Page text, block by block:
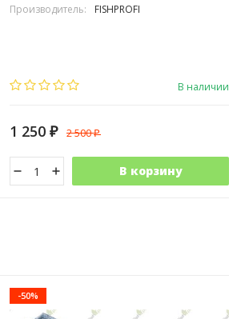
Производитель: FISHPROFI
В наличии
1 250 ₽ 2 500₽
В корзину
-50%